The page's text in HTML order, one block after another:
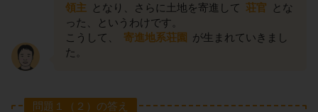
領主
となり、さらに土地を寄進して 荘官
とな
った、というわけです。
こうして、
寄進地系荘園 が生まれていきまし
た。
問題１（２）の答え